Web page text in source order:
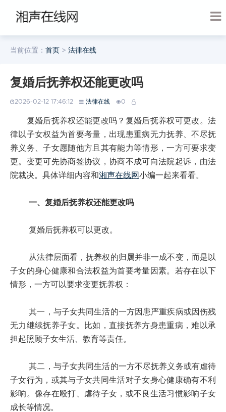
当前位置： 首页 > 法律在线
复婚后抚养权还能更改吗
2026-02-12 17:46:12 法律在线 0
复婚后抚养权还能更改吗？复婚后抚养权可更改。法
律以子女权益为首要考量，出现患重病无力抚养、不尽抚
养义务、子女愿随他方且其有能力等情形，一方可要求变
更。变更可先协商签协议，协商不成可向法院起诉，由法
院裁决。具体详细内容和湘声在线网小编一起来看看。
一、复婚后抚养权还能更改吗
复婚后抚养权可以更改。
从法律层面看，抚养权的归属并非一成不变，而是以
子女的身心健康和合法权益为首要考量因素。若存在以下
情形，一方可以要求变更抚养权：
其一，与子女共同生活的一方因患严重疾病或因伤残
无力继续抚养子女。比如，直接抚养方身患重病，难以承
担起照顾子女生活、教育等责任。
其二，与子女共同生活的一方不尽抚养义务或有虐待
子女行为，或其与子女共同生活对子女身心健康确有不利
影响。像存在殴打、虐待子女，或不良生活习惯影响子女
成长等情况。